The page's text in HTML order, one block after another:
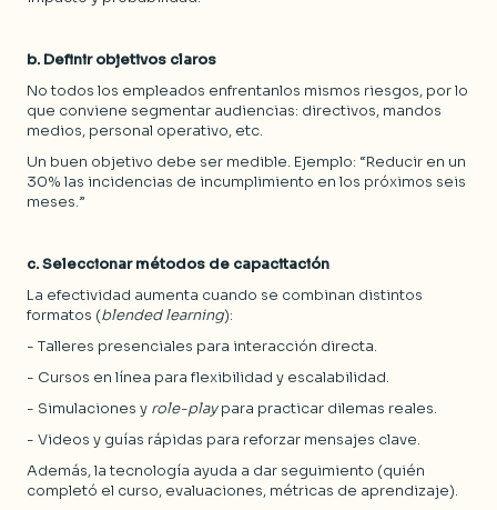
b. Definir objetivos claros
No todos los empleados enfrentanlos mismos riesgos, por lo
que conviene segmentar audiencias: directivos, mandos
medios, personal operativo, etc.
Un buen objetivo debe ser medible. Ejemplo: “Reducir en un
30% las incidencias de incumplimiento en los próximos seis
meses.”
c. Seleccionar métodos de capacitación
La efectividad aumenta cuando se combinan distintos
formatos (blended learning):
- Talleres presenciales para interacción directa.
- Cursos en línea para flexibilidad y escalabilidad.
- Simulaciones y role-playpara practicar dilemas reales.
- Videos y guías rápidas para reforzar mensajes clave.
Además, la tecnología ayuda a dar seguimiento (quién
completó el curso, evaluaciones, métricas de aprendizaje).